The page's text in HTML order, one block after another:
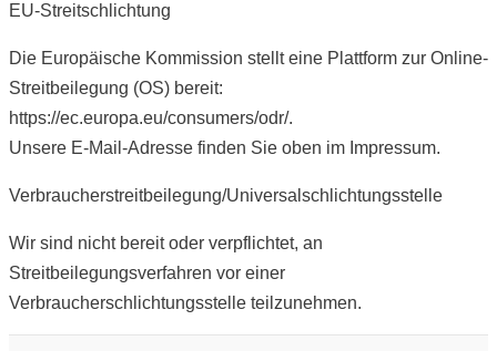
EU-Streitschlichtung
Die Europäische Kommission stellt eine Plattform zur Online-
Streitbeilegung (OS) bereit:
https://ec.europa.eu/consumers/odr/.
Unsere E-Mail-Adresse finden Sie oben im Impressum.
Verbraucherstreitbeilegung/Universalschlichtungsstelle
Wir sind nicht bereit oder verpflichtet, an
Streitbeilegungsverfahren vor einer
Verbraucherschlichtungsstelle teilzunehmen.